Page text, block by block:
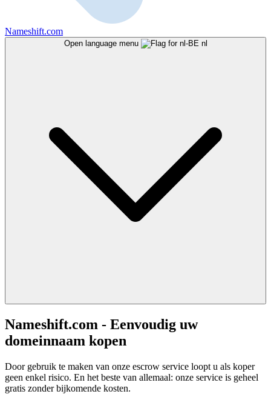
Nameshift.com
Open language menu nl
Nameshift.com - Eenvoudig uw
domeinnaam kopen
Door gebruik te maken van onze escrow service loopt u als koper
geen enkel risico. En het beste van allemaal: onze service is geheel
gratis zonder bijkomende kosten.